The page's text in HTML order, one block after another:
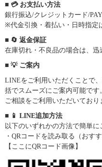
■ 💳 お支払い方法
銀行振込/クレジットカード/
※代金引換・着払い・日時指定
■ 🔄 返金保証
在庫切れ・不良品の場合は、迅
■ 💡 ご案内
LINEをご利用いただくことで
括でスムーズにご案内可能で
ご相談をご利用いただいており
■ 📱 LINE追加方法
以下のいずれかの方法で簡単に
・QRコードを読み取る（おすす
【ここにQRコード画像】